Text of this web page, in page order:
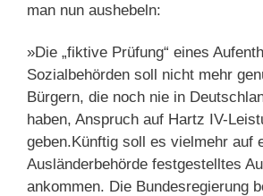
man nun aushebeln:
»Die „fiktive Prüfung“ eines
Sozialbehörden soll nicht mehr
Bürgern, die noch nie in
haben, Anspruch auf Hartz IV-
geben.Künftig soll es vielmehr auf
Ausländerbehörde festgestelltes
ankommen. Die Bundesregierung